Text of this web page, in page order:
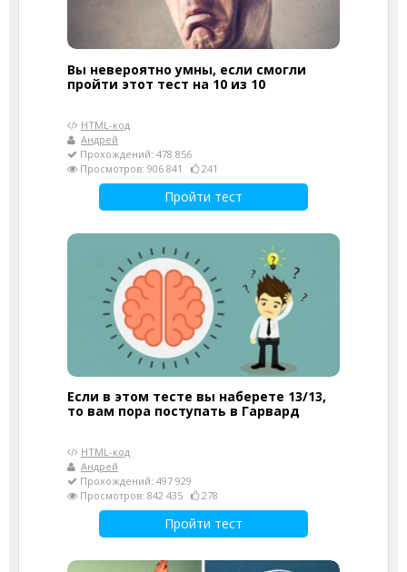
Вы невероятно умны, если смогли
пройти этот тест на 10 из 10
HTML-код
Андрей
Прохождений: 478 856
Просмотров: 906 841
241
Пройти тест
Если в этом тесте вы наберете 13/13,
то вам пора поступать в Гарвард
HTML-код
Андрей
Прохождений: 497 929
Просмотров: 842 435
278
Пройти тест